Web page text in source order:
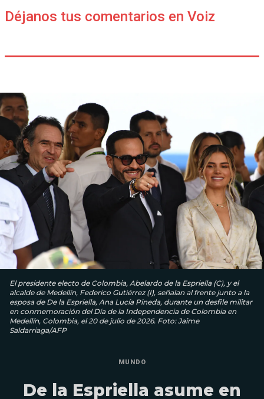
Déjanos tus comentarios en Voiz
El presidente electo de Colombia, Abelardo de la Espriella (C), y el
alcalde de Medellín, Federico Gutiérrez (I), señalan al frente junto a la
esposa de De la Espriella, Ana Lucía Pineda, durante un desfile militar
en conmemoración del Día de la Independencia de Colombia en
Medellín, Colombia, el 20 de julio de 2026. Foto: Jaime
Saldarriaga/AFP
MUNDO
De la Espriella asume en